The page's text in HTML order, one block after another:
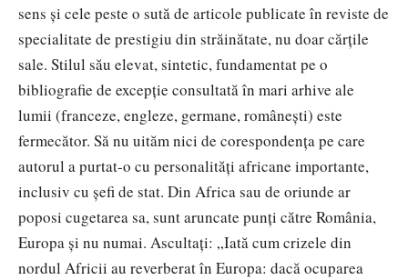
sens și cele peste o sută de articole publicate în reviste de
specialitate de prestigiu din străinătate, nu doar cărțile
sale. Stilul său elevat, sintetic, fundamentat pe o
bibliografie de excepție consultată în mari arhive ale
lumii (franceze, engleze, germane, românești) este
fermecător. Să nu uităm nici de corespondența pe care
autorul a purtat-o cu personalități africane importante,
inclusiv cu șefi de stat. Din Africa sau de oriunde ar
poposi cugetarea sa, sunt aruncate punți către România,
Europa și nu numai. Ascultați: „Iată cum crizele din
nordul Africii au reverberat în Europa: dacă ocuparea